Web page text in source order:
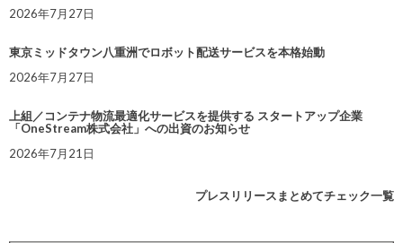
2026年7月27日
東京ミッドタウン八重洲でロボット配送サービスを本格始動
2026年7月27日
上組／コンテナ物流最適化サービスを提供する スタートアップ企業
「OneStream株式会社」への出資のお知らせ
2026年7月21日
プレスリリースまとめてチェック一覧